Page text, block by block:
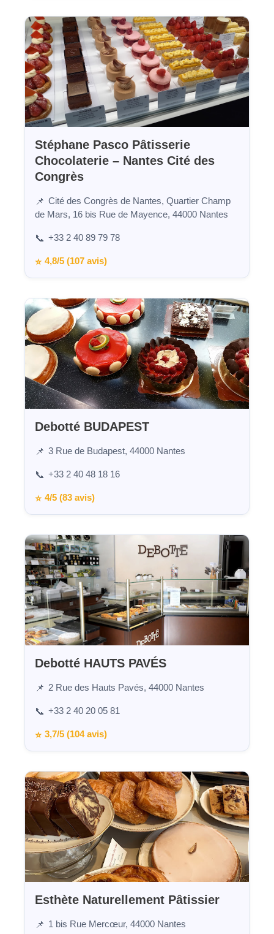
Stéphane Pasco Pâtisserie
Chocolaterie – Nantes Cité des
Congrès
📌 Cité des Congrès de Nantes, Quartier Champ
de Mars, 16 bis Rue de Mayence, 44000 Nantes
📞 +33 2 40 89 79 78
⭐ 4,8/5 (107 avis)
Debotté BUDAPEST
📌 3 Rue de Budapest, 44000 Nantes
📞 +33 2 40 48 18 16
⭐ 4/5 (83 avis)
Debotté HAUTS PAVÉS
📌 2 Rue des Hauts Pavés, 44000 Nantes
📞 +33 2 40 20 05 81
⭐ 3,7/5 (104 avis)
Esthète Naturellement Pâtissier
📌 1 bis Rue Mercœur, 44000 Nantes